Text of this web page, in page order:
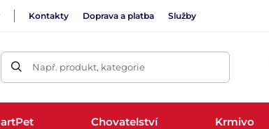
Kontakty Doprava a platba Služby
Např. produkt, kategorie
Chovatelství Krmivo